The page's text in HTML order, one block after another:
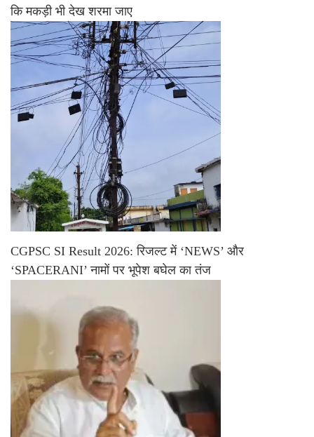
कि मकड़ी भी देख शरमा जाए
CGPSC SI Result 2026: रिजल्ट में ‘NEWS’ और
‘SPACERANI’ नामों पर भूपेश बघेल का तंज